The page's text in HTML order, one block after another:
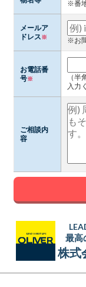
※番
メールア
ドレス※ ※お
お電話番
号※
（
入力
ご相談内
容
最高
株式